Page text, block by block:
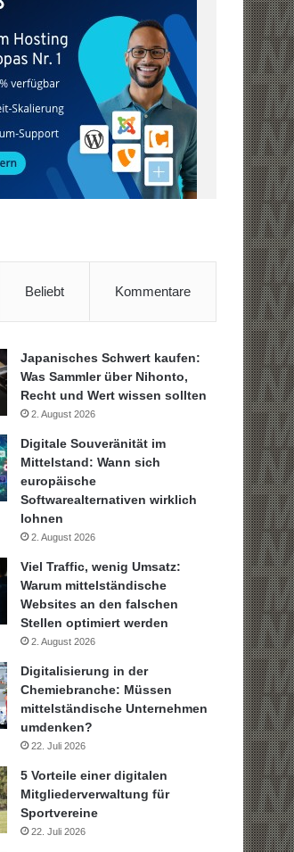
Beliebt Kommentare
Japanisches Schwert kaufen:
Was Sammler über Nihonto,
Recht und Wert wissen sollten
2. August 2026
Digitale Souveränität im
Mittelstand: Wann sich
europäische
Softwarealternativen wirklich
lohnen
2. August 2026
Viel Traffic, wenig Umsatz:
Warum mittelständische
Websites an den falschen
Stellen optimiert werden
2. August 2026
Digitalisierung in der
Chemiebranche: Müssen
mittelständische Unternehmen
umdenken?
22. Juli 2026
5 Vorteile einer digitalen
Mitgliederverwaltung für
Sportvereine
22. Juli 2026